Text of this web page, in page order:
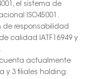
el sistema de
ISO45001.
de responsabilidad
calidad IATF16949 y
cuenta actualmente
y 3 filiales holding.